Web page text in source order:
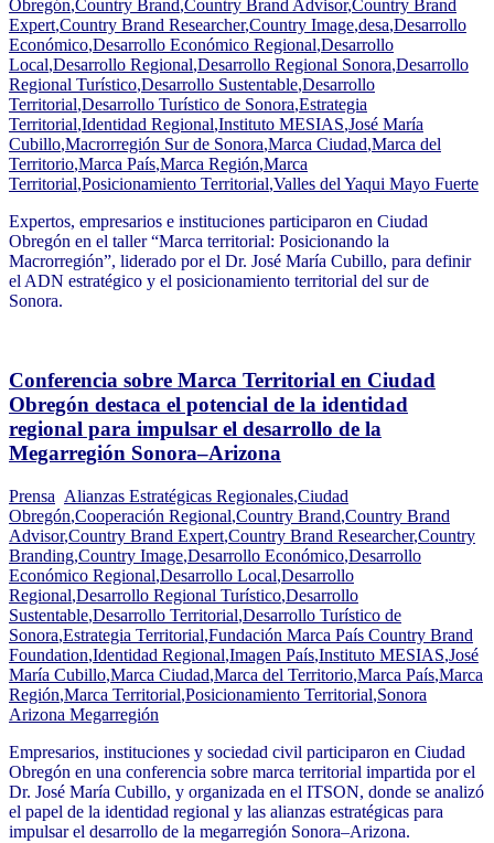
Obregón,Country Brand,Country Brand Advisor,Country Brand
Expert,Country Brand Researcher,Country Image,desa,Desarrollo
Económico,Desarrollo Económico Regional,Desarrollo
Local,Desarrollo Regional,Desarrollo Regional Sonora,Desarrollo
Regional Turístico,Desarrollo Sustentable,Desarrollo
Territorial,Desarrollo Turístico de Sonora,Estrategia
Territorial,Identidad Regional,Instituto MESIAS,José María
Cubillo,Macrorregión Sur de Sonora,Marca Ciudad,Marca del
Territorio,Marca País,Marca Región,Marca
Territorial,Posicionamiento Territorial,Valles del Yaqui Mayo Fuerte
Expertos, empresarios e instituciones participaron en Ciudad
Obregón en el taller “Marca territorial: Posicionando la
Macrorregión”, liderado por el Dr. José María Cubillo, para definir
el ADN estratégico y el posicionamiento territorial del sur de
Sonora.
Conferencia sobre Marca Territorial en Ciudad
Obregón destaca el potencial de la identidad
regional para impulsar el desarrollo de la
Megarregión Sonora–Arizona
Prensa Alianzas Estratégicas Regionales,Ciudad
Obregón,Cooperación Regional,Country Brand,Country Brand
Advisor,Country Brand Expert,Country Brand Researcher,Country
Branding,Country Image,Desarrollo Económico,Desarrollo
Económico Regional,Desarrollo Local,Desarrollo
Regional,Desarrollo Regional Turístico,Desarrollo
Sustentable,Desarrollo Territorial,Desarrollo Turístico de
Sonora,Estrategia Territorial,Fundación Marca País Country Brand
Foundation,Identidad Regional,Imagen País,Instituto MESIAS,José
María Cubillo,Marca Ciudad,Marca del Territorio,Marca País,Marca
Región,Marca Territorial,Posicionamiento Territorial,Sonora
Arizona Megarregión
Empresarios, instituciones y sociedad civil participaron en Ciudad
Obregón en una conferencia sobre marca territorial impartida por el
Dr. José María Cubillo, y organizada en el ITSON, donde se analizó
el papel de la identidad regional y las alianzas estratégicas para
impulsar el desarrollo de la megarregión Sonora–Arizona.